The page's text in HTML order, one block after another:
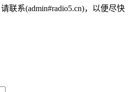
联系(admin#radio5.cn)，以便尽快